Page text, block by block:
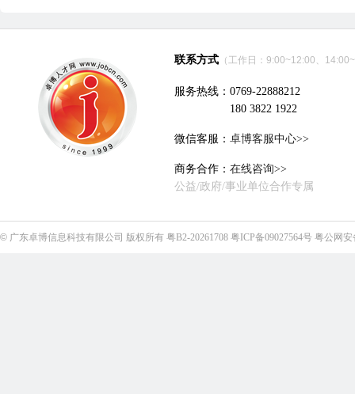
联系方式 （工作日：9:00~12:00、
服务热线：0769-22888212
180 3822 1922
微信客服： 卓博客服中心>>
商务合作： 在线咨询>>
公益/政府/事业单位合作专属
© 广东卓博信息科技有限公司 版权所有 粤B2-20261708 粤ICP备09027564号 粤公网安